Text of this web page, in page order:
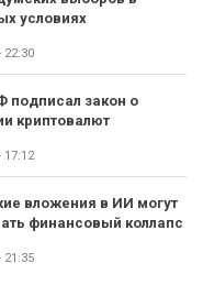
условиях
22:30
подписал закон о
криптовалют
17:12
вложения в ИИ могут
финансовый коллапс
21:35